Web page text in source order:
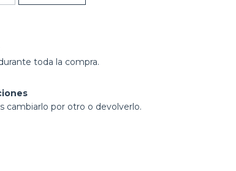
toda la compra.
cambiarlo por otro o devolverlo.